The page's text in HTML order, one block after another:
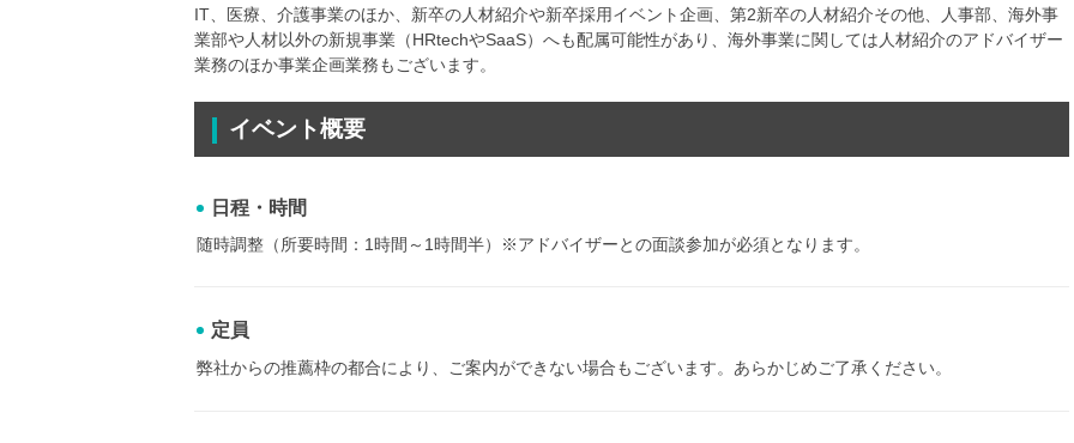
IT、医療、介護事業のほか、新卒の人材紹介や新卒採用イベント企画、第2新卒の人材紹介その他、人事部、海外事
業部や人材以外の新規事業（HRtechやSaaS）へも配属可能性があり、海外事業に関しては人材紹介のアドバイザー
業務のほか事業企画業務もございます。
イベント概要
日程・時間
随時調整（所要時間：1時間～1時間半）※アドバイザーとの面談参加が必須となります。
定員
弊社からの推薦枠の都合により、ご案内ができない場合もございます。あらかじめご了承ください。